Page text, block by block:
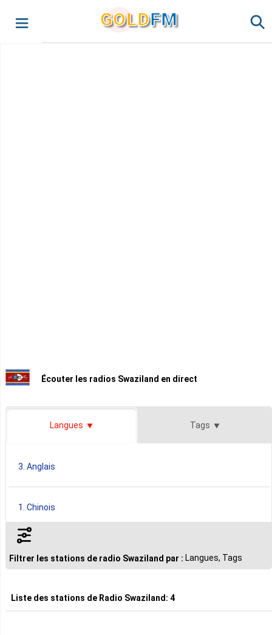
GOLDFM
Écouter les radios Swaziland en direct
Langues Tags
3. Anglais
1. Chinois
Filtrer les stations de radio Swaziland par : Langues, Tags
Liste des stations de Radio Swaziland : 4